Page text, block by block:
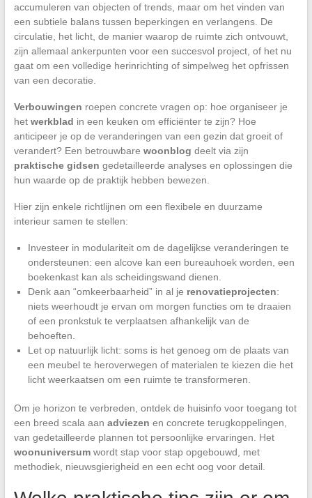
accumuleren van objecten of trends, maar om het vinden van
een subtiele balans tussen beperkingen en verlangens. De
circulatie, het licht, de manier waarop de ruimte zich ontvouwt,
zijn allemaal ankerpunten voor een succesvol project, of het nu
gaat om een volledige herinrichting of simpelweg het opfrissen
van een decoratie.
Verbouwingen roepen concrete vragen op: hoe organiseer je
het werkblad in een keuken om efficiënter te zijn? Hoe
anticipeer je op de veranderingen van een gezin dat groeit of
verandert? Een betrouwbare woonblog deelt via zijn
praktische gidsen gedetailleerde analyses en oplossingen die
hun waarde op de praktijk hebben bewezen.
Hier zijn enkele richtlijnen om een flexibele en duurzame
interieur samen te stellen:
Investeer in modulariteit om de dagelijkse veranderingen te
ondersteunen: een alcove kan een bureauhoek worden, een
boekenkast kan als scheidingswand dienen.
Denk aan “omkeerbaarheid” in al je renovatieprojecten:
niets weerhoudt je ervan om morgen functies om te draaien
of een pronkstuk te verplaatsen afhankelijk van de
behoeften.
Let op natuurlijk licht: soms is het genoeg om de plaats van
een meubel te heroverwegen of materialen te kiezen die het
licht weerkaatsen om een ruimte te transformeren.
Om je horizon te verbreden, ontdek de huisinfo voor toegang tot
een breed scala aan adviezen en concrete terugkoppelingen,
van gedetailleerde plannen tot persoonlijke ervaringen. Het
woonuniversumwordt stap voor stap opgebouwd, met
methodiek, nieuwsgierigheid en een echt oog voor detail.